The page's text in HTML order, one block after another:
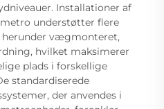
Installationer af
understøtter flere
vægmonteret,
hvilket maksimerer
plads i forskellige
standardiserede
der anvendes i